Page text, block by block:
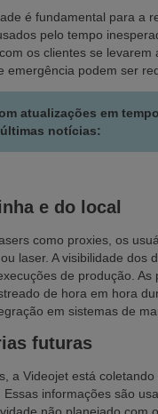
é fundamental para a
pelo tempo
os clientes se
emergência podem ser
atualizações em
últimas notícias:
e do local
como proxies, os
laser. A visibilidade
de produção.
de hora em hora
em sistemas de
futuras
a Videojet está
informações são